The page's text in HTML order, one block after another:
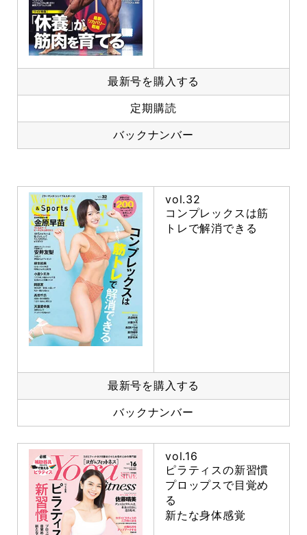
最新号を購入する
定期購読
バックナンバー
vol.32
コンプレックスは筋
トレで解消できる
最新号を購入する
バックナンバー
vol.16
ピラティスの新習慣
プロップスで目覚め
る
新たな身体感覚